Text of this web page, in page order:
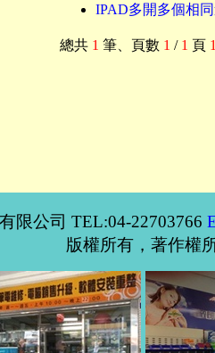
IPAD多開多個相
總共 1 筆 、頁數 1 / 1 頁
限公司 TEL:04-22703766
版權所有，著作權